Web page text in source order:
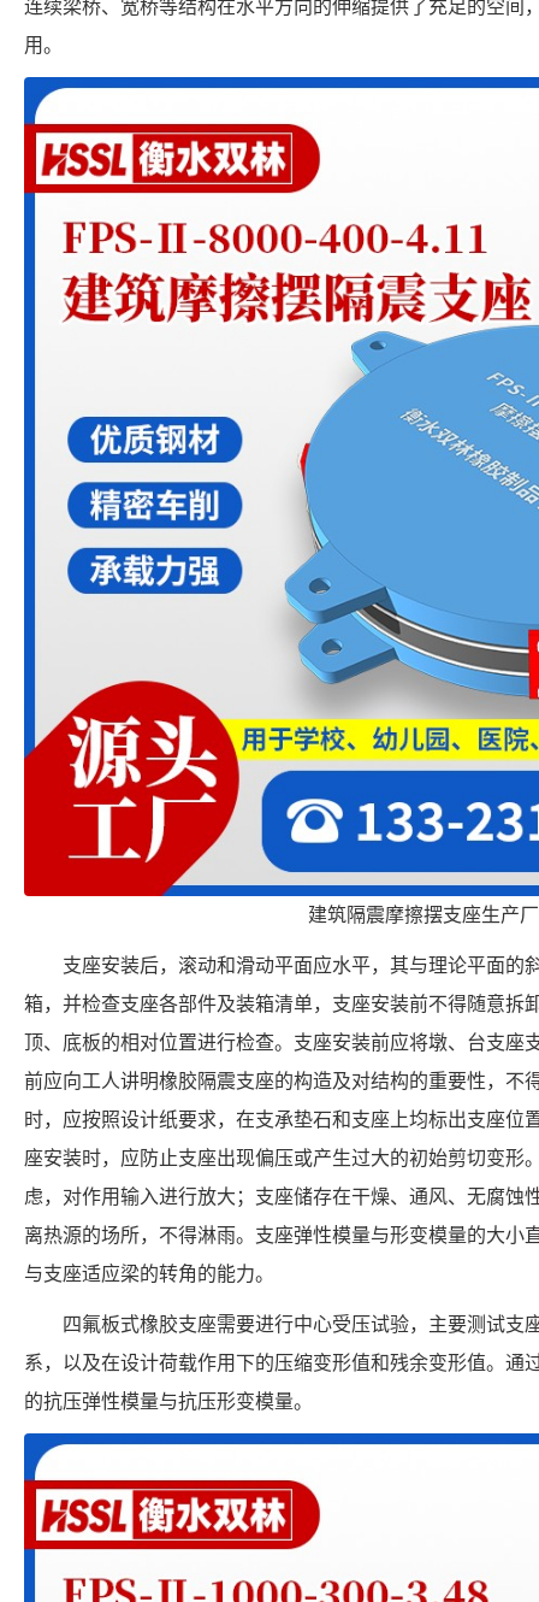
连续梁桥、宽桥等结构在水平方向的伸缩提供了充足的空间
用。
建筑隔震摩擦摆支座生产
支座安装后，滚动和滑动平面应水平，其与理论平面
箱，并检查支座各部件及装箱清单，支座安装前不得随意拆
顶、底板的相对位置进行检查。支座安装前应将墩、台支座
前应向工人讲明橡胶隔震支座的构造及对结构的重要性，不
时，应按照设计纸要求，在支承垫石和支座上均标出支座位
座安装时，应防止支座出现偏压或产生过大的初始剪切变形
虑，对作用输入进行放大；支座储存在干燥、通风、无腐蚀
离热源的场所，不得淋雨。支座弹性模量与形变模量的大小
与支座适应梁的转角的能力。
四氟板式橡胶支座需要进行中心受压试验，主要测试支
系，以及在设计荷载作用下的压缩变形值和残余变形值。通
的抗压弹性模量与抗压形变模量。